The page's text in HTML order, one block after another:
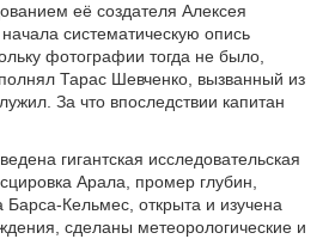
её создателя Алексея
систематическую опись
фотографии тогда не было,
Тарас Шевченко, вызванный из
За что впоследствии капитан
гигантская исследовательская
Арала, промер глубин,
Барса-Кельмес, открыта и изучена
сделаны метеорологические и